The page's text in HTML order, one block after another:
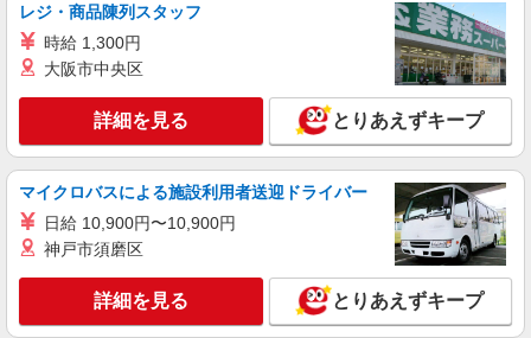
+゜・。○。・゜+゜
株式会社シエロ
時給1400円〜 ※残業代支給 ★交通費別途支給
+゜ 入社祝い金10万円支給(規定有) お友達を紹介
頂くと, インセンティブ支給(規定有) ★月2回払
い・週払い可能（規程有）★ ゜・。○。・゜
+゜・。○。・゜+゜
兵庫県西宮市のauショップ
キープ 詳細を見る
派遣社員 紹介予定派遣
株式会社シエロ
【softbank】の携帯販売スタッフ
月給210000円〜 各種手当 家族手当（扶養家族
一人あたり5000円） 交通費全額支給（公共交通機
レジ・商品陳列スタッフ
時給 1,300円
大阪市中央区
詳細を見る とりあえずキープ
マイクロバスによる施設利用者送迎ドライバー
日給 10,900円〜10,900円
神戸市須磨区
詳細を見る とりあえずキープ